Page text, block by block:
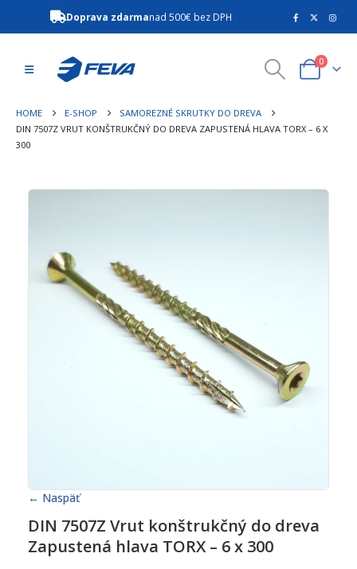
Doprava zdarmanad 500€ bez DPH
0
HOME E-SHOP
SAMOREZNÉ SKRUTKY DO DREVA
DIN 7507Z VRUT KONŠTRUKČNÝ DO DREVA ZAPUSTENÁ HLAVA TORX – 6 X
300
← Naspäť
DIN 7507Z Vrut konštrukčný do dreva
Zapustená hlava TORX – 6 x 300